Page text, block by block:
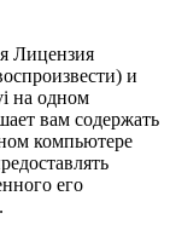
Лицензия
и
на одном
вам содержать
компьютере
его